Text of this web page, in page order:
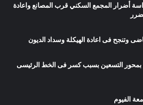
أضرار المجمع السكني قرب المصانع واعادة
وتنجح فى اعادة الهيكلة وسداد الديون
بمحور التسعين بسبب كسر فى الخط الرئيسى
الفيوم